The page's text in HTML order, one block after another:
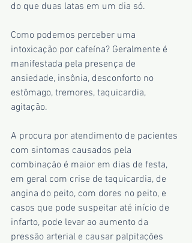
do que duas latas em um dia só.
Como podemos perceber uma
intoxicação por cafeína? Geralmente é
manifestada pela presença de
ansiedade, insônia, desconforto no
estômago, tremores, taquicardia,
agitação.
A procura por atendimento de pacientes
com sintomas causados pela
combinação é maior em dias de festa,
em geral com crise de taquicardia, de
angina do peito, com dores no peito, e
casos que pode suspeitar até início de
infarto, pode levar ao aumento da
pressão arterial e causar palpitações